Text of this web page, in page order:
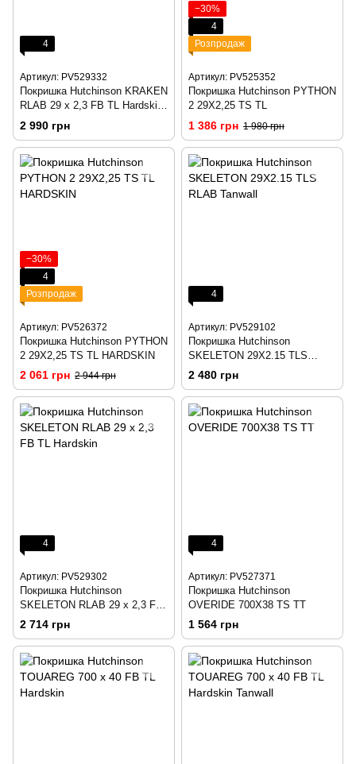
4
Артикул: PV529332
Покришка Hutchinson KRAKEN
RLAB 29 x 2,3 FB TL Hardskin
Tanwall
2 990 грн
−30%
4
Розпродаж
Артикул: PV525352
Покришка Hutchinson PYTHON
2 29X2,25 TS TL
1 386 грн 1 980 грн
−30%
4
Розпродаж
Артикул: PV526372
Покришка Hutchinson PYTHON
2 29X2,25 TS TL HARDSKIN
2 061 грн 2 944 грн
4
Артикул: PV529102
Покришка Hutchinson
SKELETON 29X2.15 TLS
RLAB Tanwall
2 480 грн
4
Артикул: PV529302
Покришка Hutchinson
SKELETON RLAB 29 x 2,3 FB
TL Hardskin
2 714 грн
4
Артикул: PV527371
Покришка Hutchinson
OVERIDE 700X38 TS TT
1 564 грн